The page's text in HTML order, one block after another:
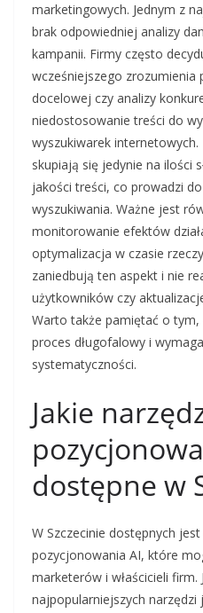
marketingowych. Jednym z
brak odpowiedniej analizy
kampanii. Firmy często
wcześniejszego
docelowej czy analizy
niedostosowanie treści do
wyszukiwarek
skupiają się jedynie na ilości
jakości treści, co prowadzi
wyszukiwania. Ważne jest
monitorowanie efektów
optymalizacja w czasie
zaniedbują ten aspekt i nie
użytkowników czy
Warto także pamiętać o
proces długofalowy i
systematyczności.
Jakie
dostępne w
W Szczecinie dostępnych
pozycjonowania AI, które
marketerów i właścicieli firm.
najpopularniejszych